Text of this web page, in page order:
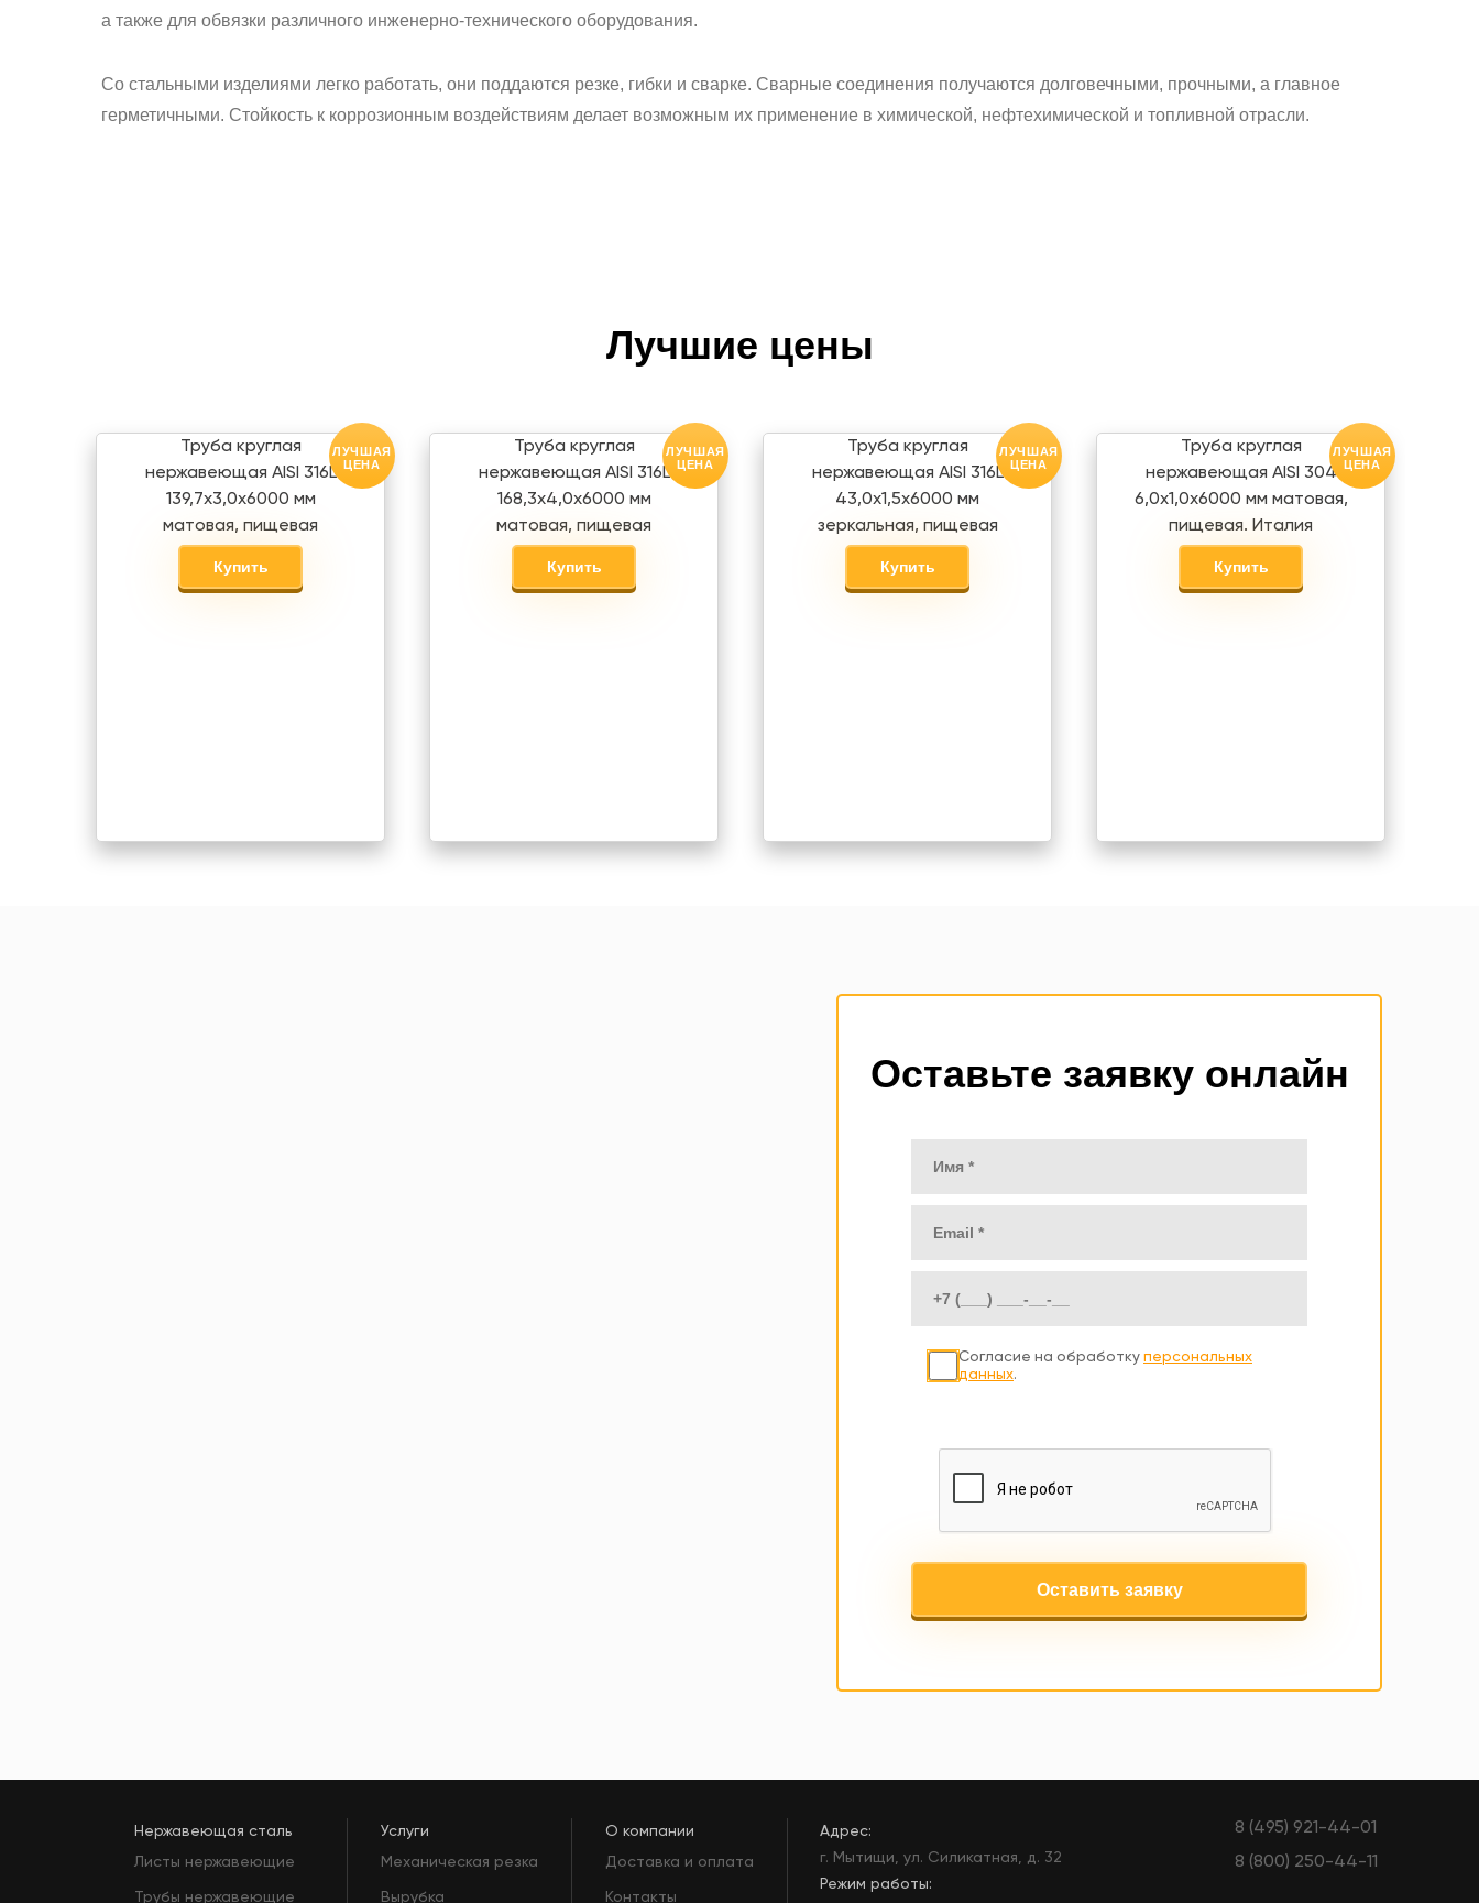
а также для обвязки различного инженерно-технического оборудования.
Со стальными изделиями легко работать, они поддаются резке, гибки и сварке. Сварные соединения получаются долговечными, прочными, а главное
герметичными. Стойкость к коррозионным воздействиям делает возможным их применение в химической, нефтехимической и топливной отрасли.
Лучшие цены
Труба круглая
нержавеющая AISI 316L
139,7х3,0х6000 мм
матовая, пищевая
Купить
ЛУЧШАЯ
ЦЕНА
Труба круглая
нержавеющая AISI 316L
168,3х4,0х6000 мм
матовая, пищевая
Купить
ЛУЧШАЯ
ЦЕНА
Труба круглая
нержавеющая AISI 316L
43,0х1,5х6000 мм
зеркальная, пищевая
Купить
ЛУЧШАЯ
ЦЕНА
Труба круглая
нержавеющая AISI 304
6,0х1,0х6000 мм матовая,
пищевая. Италия
Купить
ЛУЧШАЯ
ЦЕНА
Оставьте заявку онлайн
Согласие на обработку персональных
данных.
Оставить заявку
Нержавеющая сталь
Листы нержавеющие
Трубы нержавеющие
Услуги
Механическая резка
Вырубка
О компании
Доставка и оплата
Контакты
Адрес:
г. Мытищи, ул. Силикатная, д. 32
Режим работы:
8 (495) 921-44-01
8 (800) 250-44-11